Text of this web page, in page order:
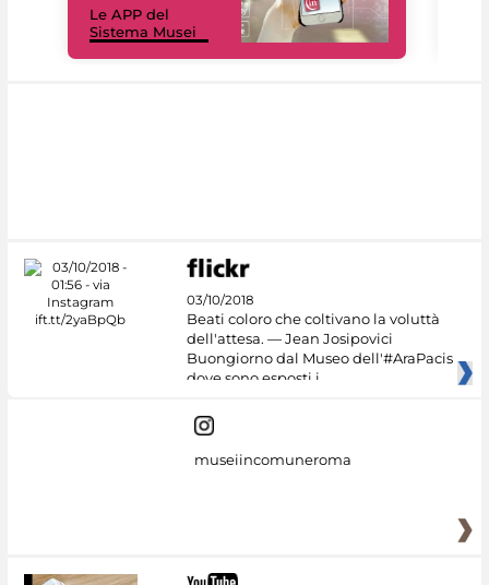
Le APP del
Sistema Musei
03/10/2018
Beati coloro che coltivano la voluttà
dell'attesa. — Jean Josipovici
Buongiorno dal Museo dell'#AraPacis
dove sono esposti i
museiincomuneroma